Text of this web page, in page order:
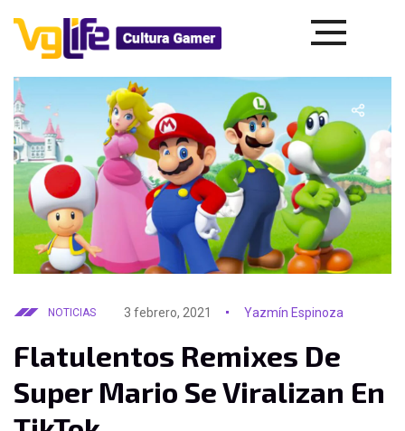
NOTICIAS 3 febrero, 2021 Yazmín Espinoza
Flatulentos Remixes De
Super Mario Se Viralizan En